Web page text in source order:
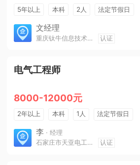
5年以上 本科 2人
法定节假日
休假制度
年终奖金
文经理
重庆钛牛信息技术有限公司 认证
电气工程师
8000-12000元
2年以上 本科 1人 法定节假日
李 · 经理
石家庄市天亚电工电气有限责任公司
认证